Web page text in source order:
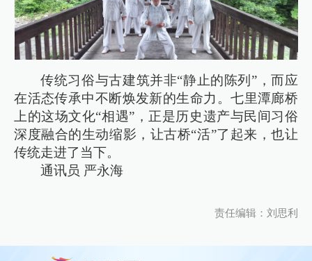
传统习俗与古建筑并非“静止的陈列”，而应
在活态传承中不断焕发新的生命力。七里潭廊桥
上的这场文化“相遇”，正是历史遗产与民间习俗
深度融合的生动缩影，让古桥“活”了起来，也让
传统走进了当下。
通讯员 严永海
责任编辑：刘思利